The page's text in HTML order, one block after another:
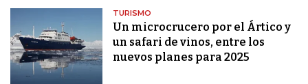
TURISMO
Un microcrucero por el Ártico y
un safari de vinos, entre los
nuevos planes para 2025